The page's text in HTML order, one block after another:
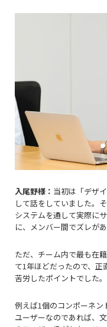
入尾野様： 当初は「デザ
して話をしていました。
システムを通して実際に
に、メンバー間でズレが
ただ、 チーム内で最も在
て1年ほどだったので、
苦労したポイントでした。
例えば1個のコンポーネ
ユーザーなのであれば、